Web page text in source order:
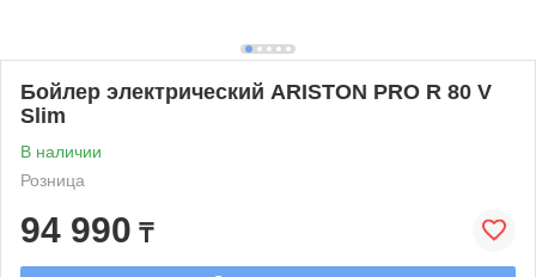
Бойлер электрический ARISTON PRO R 80 V
Slim
В наличии
Розница
94 990 ₸